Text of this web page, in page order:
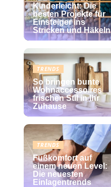
Kinderleicht: Die
besten Projekte für
Einsteiger ins
Stricken und Häkeln
TRENDS
So bringen bunte
Wohnaccessoires
frischen Stil in Ihr
Zuhause
TRENDS
Fußkomfort auf
einem neuen Level:
Die neuesten
Einlagentrends